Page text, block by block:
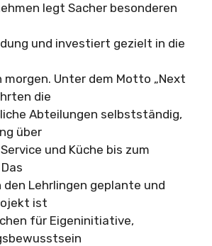
legt Sacher besonderen
und investiert gezielt in die
Unter dem Motto „Next
die
Abteilungen selbstständig,
über
und Küche bis zum
Lehrlingen geplante und
ist
für Eigeninitiative,